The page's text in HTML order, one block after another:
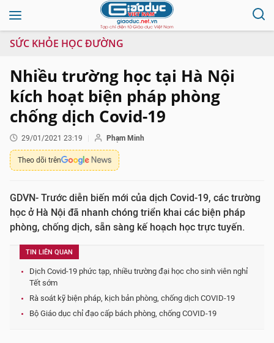
SỨC KHỎE HỌC ĐƯỜNG
Nhiều trường học tại Hà Nội
kích hoạt biện pháp phòng
chống dịch Covid-19
29/01/2021 23:19 Phạm Minh
Theo dõi trên
GDVN- Trước diễn biến mới của dịch Covid-19, các trường
học ở Hà Nội đã nhanh chóng triển khai các biện pháp
phòng, chống dịch, sẵn sàng kế hoạch học trực tuyến.
TIN LIÊN QUAN
Dịch Covid-19 phức tạp, nhiều trường đại học cho sinh viên nghỉ
Tết sớm
Rà soát kỹ biện pháp, kịch bản phòng, chống dịch COVID-19
Bộ Giáo dục chỉ đạo cấp bách phòng, chống COVID-19